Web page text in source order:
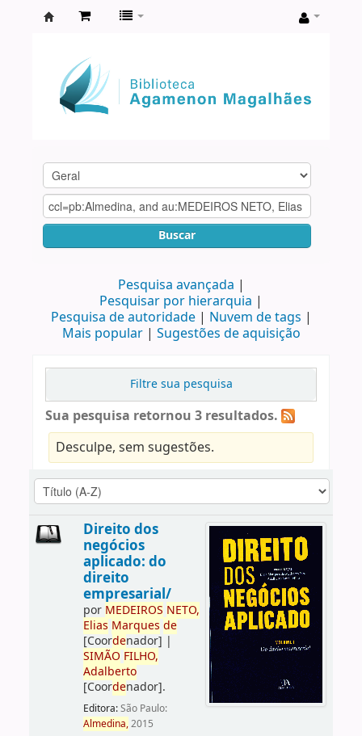
Agamenon
Magalhães
Buscar
Pesquisa avançada
Pesquisar por hierarquia
Pesquisa de autoridade
Nuvem de tags
Mais popular
Sugestões de aquisição
Filtre sua pesquisa
Sua pesquisa retornou 3 resultados.
Desculpe, sem sugestões.
Direito dos
negócios
aplicado: do
direito
empresarial/
por MEDEIROS NETO,
Elias Marques de
[Coordenador] |
SIMÃO FILHO,
Adalberto
[Coordenador].
Editora:São Paulo:
Almedina,2015